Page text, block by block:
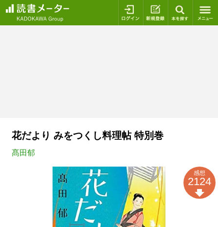
ログイン 新規登録
花だより みをつくし料理帖 特別巻
髙田郁
感想
2124